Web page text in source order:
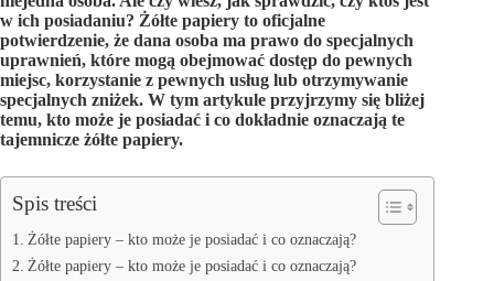
w ich posiadaniu? Żółte papiery to oficjalne
potwierdzenie, że dana osoba ma prawo do specjalnych
uprawnień, które mogą obejmować dostęp do pewnych
miejsc, korzystanie z pewnych usług lub otrzymywanie
specjalnych zniżek. W tym artykule przyjrzymy się bliżej
temu, kto może je posiadać i co dokładnie oznaczają te
tajemnicze żółte papiery.
Spis treści
Żółte papiery – kto może je posiadać i co oznaczają?
Żółte papiery – kto może je posiadać i co oznaczają?